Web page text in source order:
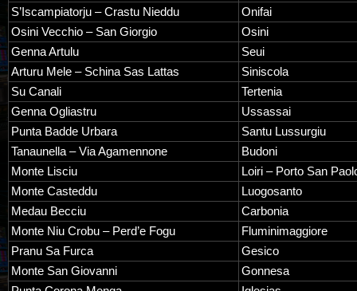
S’Iscampiatorju – Crastu Nieddu
Onifai
Osini Vecchio – San Giorgio
Osini
Genna Artulu
Seui
Arturu Mele – Schina Sas Lattas
Siniscola
Su Canali
Tertenia
Genna Ogliastru
Ussassai
Punta Badde Urbara
Santu Lussurgiu
Tanaunella – Via Agamennone
Budoni
Monte Lisciu
Loiri – Porto San
Monte Casteddu
Luogosanto
Medau Becciu
Carbonia
Monte Niu Crobu – Perd’e Fogu
Fluminimaggiore
Pranu Sa Furca
Gesico
Monte San Giovanni
Gonnesa